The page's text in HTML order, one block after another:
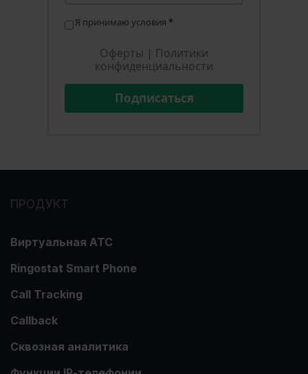
Я принимаю условия *
Оферты | Политики
конфиденциальности
Подписаться
ПРОДУКТ
Виртуальная АТС
Ringostat Smart Phone
Call Tracking
Callback
Сквозная аналитика